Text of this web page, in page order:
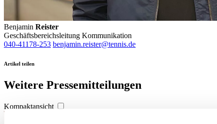
Benjamin Reister
Geschäftsbereichsleitung Kommunikation
040-41178-253 benjamin.reister@tennis.de
Artikel teilen
Weitere Pressemitteilungen
Kompaktansicht